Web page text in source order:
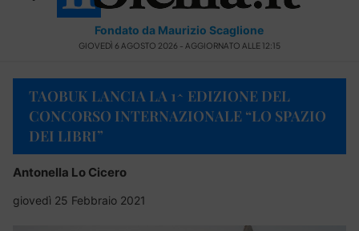
Fondato da Maurizio Scaglione
GIOVEDÌ 6 AGOSTO 2026 - AGGIORNATO ALLE 12:15
TAOBUK LANCIA LA 1^ EDIZIONE DEL
CONCORSO INTERNAZIONALE “LO SPAZIO
DEI LIBRI”
Antonella Lo Cicero
giovedì 25 Febbraio 2021